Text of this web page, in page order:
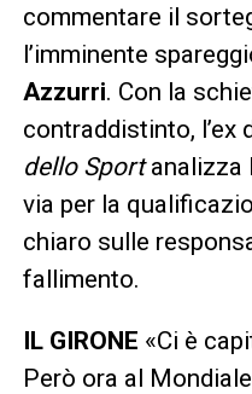
commentare il
l’imminente
Azzurri. Con la
contraddistinto, l’ex
dello Sportanalizza
via per la
chiaro sulle
fallimento.
IL GIRONE «Ci è
Però ora al